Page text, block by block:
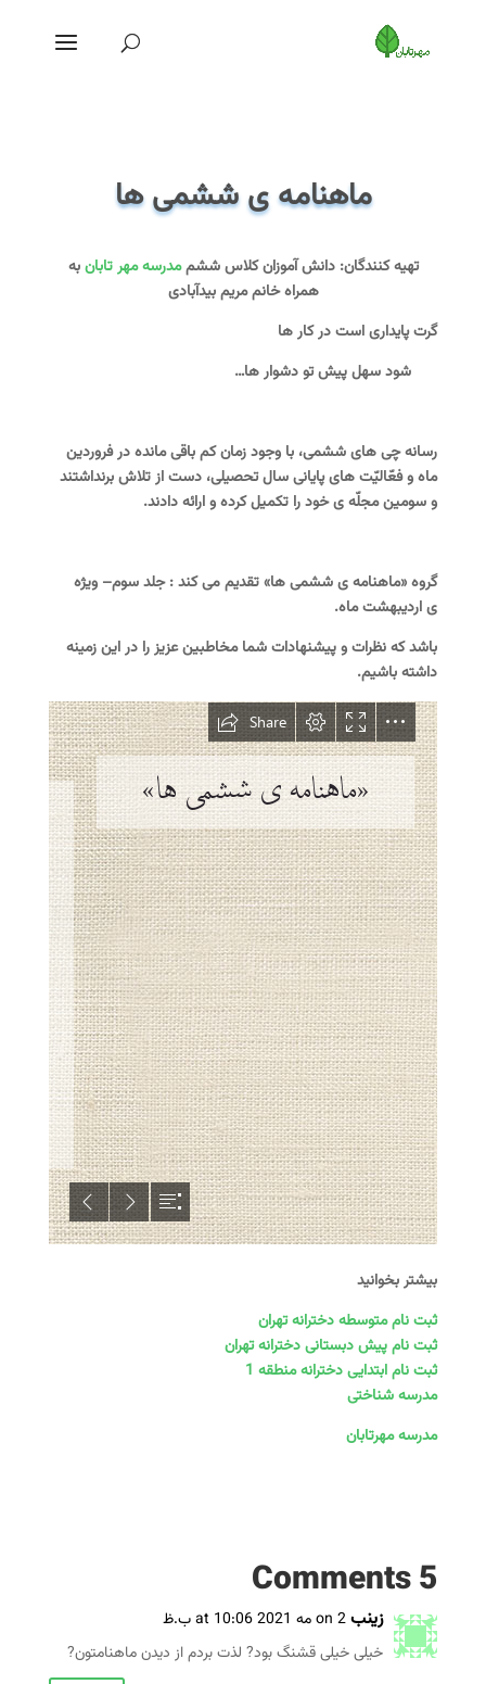
ماهنامه ی ششمی ها
تهیه کنندگان: دانش آموزان کلاس ششممدرسه مهر تابانبه
همراه خانم مریم بیدآبادی
گرت پایداری است در کار ها
شود سهلپیش تو دشوار ها…
رسانه چی های ششمی، با وجود زمانکمباقی ماندهدر فروردین
ماهو فعّالیّت های پایانی سال تحصیلی، دست از تلاش برنداشتند
وسومین مجلّه ی خود را تکمیل کرده و ارائه دادند.
گروه «ماهنامه ی ششمی ها» تقدیم می کند :جلدسوم– ویژه
یاردیبهشتماه.
باشد کهنظرات و پیشنهاداتشما مخاطبین عزیز را در این زمینه
داشته باشیم.
بیشتر بخوانید
ثبت نام متوسطه دخترانه تهران
ثبت نام پیش دبستانی دخترانه تهران
ثبت نام ابتدایی دخترانه منطقه 1
مدرسه شناختی
مدرسه مهرتابان
5 Comments
زینبon 2 مه 2021 at 10:06 ب.ظ
خیلی خیلی قشنگ بود? لذت بردم از دیدن ماهنامتون?